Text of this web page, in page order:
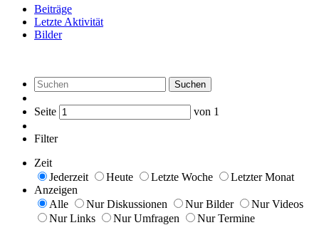
Beiträge
Letzte Aktivität
Bilder
Suchen
Seite von 1
Filter
Zeit
Jederzeit
Heute Letzte Woche
Letzter Monat
Anzeigen
Alle
Nur Diskussionen Nur Bilder
Nur Videos
Nur Links
Nur Umfragen
Nur Termine